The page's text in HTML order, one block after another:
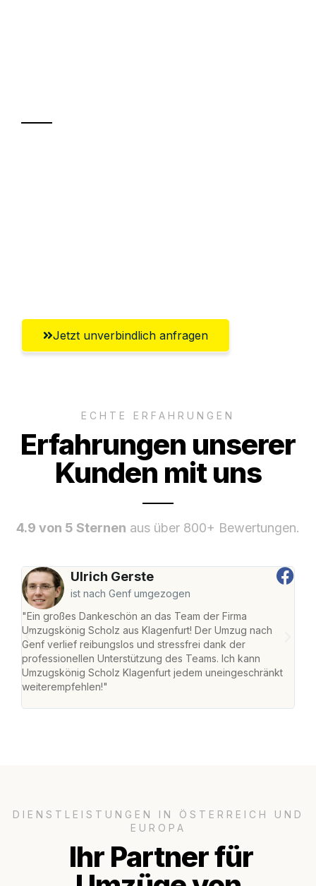
Jetzt unverbindlich anfragen
ECHTE ERFAHRUNGEN
Erfahrungen unserer
Kunden mit uns
4.9 von 5 Sternen aus über 800+ Bewertungen.
Ulrich Gerste
ist nach Genf umgezogen
"Ein großes Dankeschön an das Team der Firma
Umzugskönig Scholz aus Klagenfurt! Der Umzug nach
Genf verlief reibungslos und stressfrei dank der
professionellen Unterstützung des Teams. Ich kann
Umzugskönig Scholz Klagenfurt jedem uneingeschränkt
weiterempfehlen!"
DIENSTLEISTUNGEN IN ÖSTERREICH UND
EUROPA
Ihr Partner für